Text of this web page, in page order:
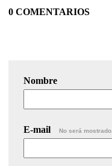
0 COMENTARIOS
Nombre
E-mail No será mostrado.